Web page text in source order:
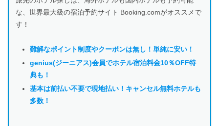
な、世界最大級の宿泊予約サイト Booking.comがオススメで
す！
難解なポイント制度やクーポンは無し！単純に安い！
genius(ジーニアス)会員でホテル宿泊料金10％OFF特
典も！
基本は前払い不要で現地払い！キャンセル無料ホテルも
多数！